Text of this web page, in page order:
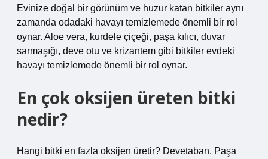
Evinize doğal bir görünüm ve huzur katan bitkiler aynı
zamanda odadaki havayı temizlemede önemli bir rol
oynar. Aloe vera, kurdele çiçeği, paşa kılıcı, duvar
sarmaşığı, deve otu ve krizantem gibi bitkiler evdeki
havayı temizlemede önemli bir rol oynar.
En çok oksijen üreten bitki
nedir?
Hangi bitki en fazla oksijen üretir? Devetaban, Paşa